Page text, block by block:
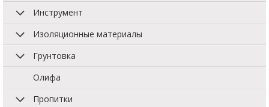
Инструмент
Изоляционные материалы
Грунтовка
Олифа
Пропитки